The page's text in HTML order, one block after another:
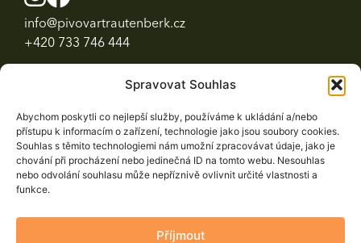
Spravovat Souhlas
Abychom poskytli co nejlepší služby, používáme k ukládání a/nebo
přístupu k informacím o zařízení, technologie jako jsou soubory cookies.
Souhlas s těmito technologiemi nám umožní zpracovávat údaje, jako je
chování při procházení nebo jedinečná ID na tomto webu. Nesouhlas
nebo odvolání souhlasu může nepříznivě ovlivnit určité vlastnosti a
funkce.
Příjmout
info@pivovartrautenberk.cz
+420 733 746 444